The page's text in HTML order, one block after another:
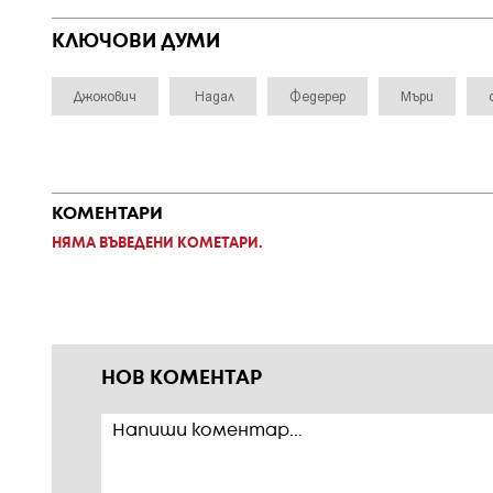
КЛЮЧОВИ ДУМИ
Джокович Надал Федерер Мъри
КОМЕНТАРИ
НЯМА ВЪВЕДЕНИ КОМЕТАРИ.
НОВ КОМЕНТАР